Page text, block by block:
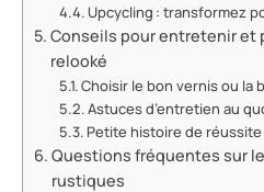
Upcycling : transformez
Conseils pour entretenir et
relooké
Choisir le bon vernis ou la
Astuces d’entretien au
Petite histoire de réussite
Questions fréquentes sur
rustiques